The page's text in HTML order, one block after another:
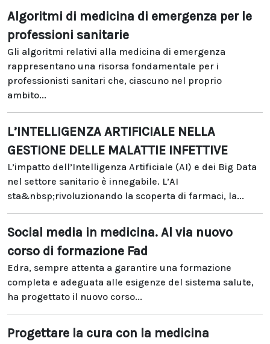
Algoritmi di medicina di emergenza per le
professioni sanitarie
Gli algoritmi relativi alla medicina di emergenza
rappresentano una risorsa fondamentale per i
professionisti sanitari che, ciascuno nel proprio
ambito...
L’INTELLIGENZA ARTIFICIALE NELLA
GESTIONE DELLE MALATTIE INFETTIVE
L’impatto dell’Intelligenza Artificiale (AI) e dei Big Data
nel settore sanitario è innegabile. L’AI
sta&nbsp;rivoluzionando la scoperta di farmaci, la...
Social media in medicina. Al via nuovo
corso di formazione Fad
Edra, sempre attenta a garantire una formazione
completa e adeguata alle esigenze del sistema salute,
ha progettato il nuovo corso...
Progettare la cura con la medicina